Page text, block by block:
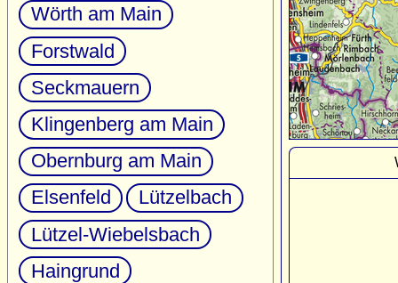
Wörth am Main
Forstwald
Seckmauern
Klingenberg am Main
Obernburg am Main
Elsenfeld
Lützelbach
Lützel-Wiebelsbach
Haingrund